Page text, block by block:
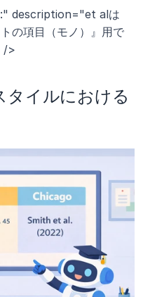
description="et alは
の項目（モノ）』用で
/>
タイルにおける